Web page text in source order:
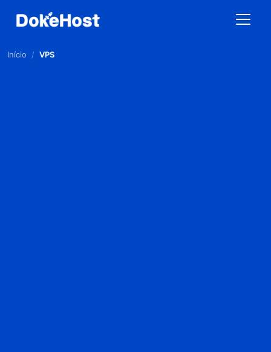
Início / VPS